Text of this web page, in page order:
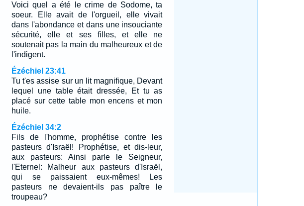
Voici quel a été le crime de Sodome, ta
soeur. Elle avait de l'orgueil, elle vivait
dans l'abondance et dans une insouciante
sécurité, elle et ses filles, et elle ne
soutenait pas la main du malheureux et de
l'indigent.
Ézéchiel 23:41
Tu t'es assise sur un lit magnifique, Devant
lequel une table était dressée, Et tu as
placé sur cette table mon encens et mon
huile.
Ézéchiel 34:2
Fils de l'homme, prophétise contre les
pasteurs d'Israël! Prophétise, et dis-leur,
aux pasteurs: Ainsi parle le Seigneur,
l'Eternel: Malheur aux pasteurs d'Israël,
qui se paissaient eux-mêmes! Les
pasteurs ne devaient-ils pas paître le
troupeau?